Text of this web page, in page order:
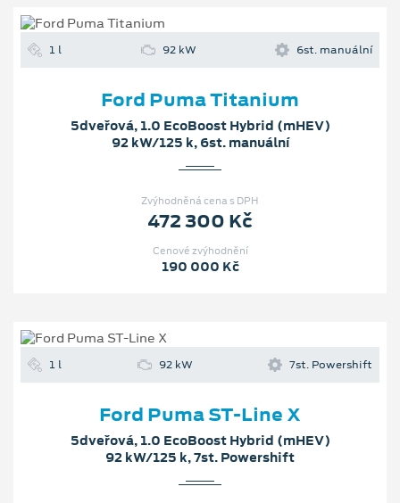
1 l 92 kW 6st. manuální
Ford Puma Titanium
5dveřová, 1.0 EcoBoost Hybrid (mHEV)
92 kW/125 k, 6st. manuální
Zvýhodněná cena s DPH
472 300 Kč
Cenové zvýhodnění
190 000 Kč
1 l 92 kW 7st. Powershift
Ford Puma ST-Line X
5dveřová, 1.0 EcoBoost Hybrid (mHEV)
92 kW/125 k, 7st. Powershift